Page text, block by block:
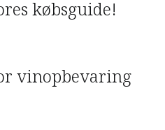
købsguide!
vinopbevaring